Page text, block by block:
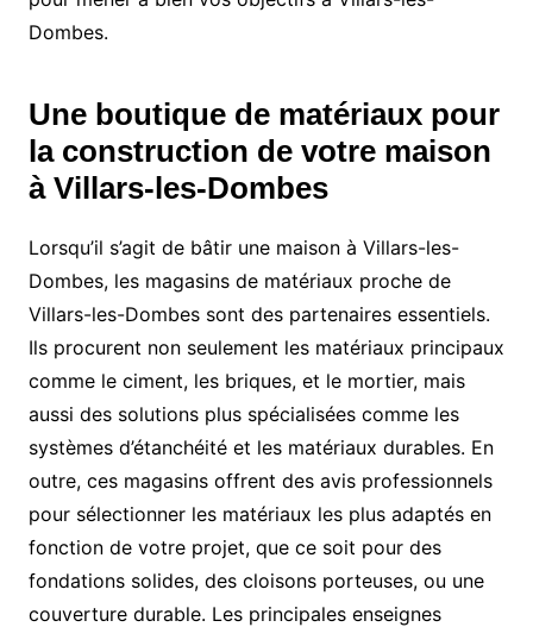
Dombes.
Une boutique de matériaux pour
la construction de votre maison
à Villars-les-Dombes
Lorsqu’il s’agit de bâtir une maison à Villars-les-
Dombes, les magasins de matériaux proche de
Villars-les-Dombes sont des partenaires essentiels.
Ils procurent non seulement les matériaux principaux
comme le ciment, les briques, et le mortier, mais
aussi des solutions plus spécialisées comme les
systèmes d’étanchéité et les matériaux durables. En
outre, ces magasins offrent des avis professionnels
pour sélectionner les matériaux les plus adaptés en
fonction de votre projet, que ce soit pour des
fondations solides, des cloisons porteuses, ou une
couverture durable. Les principales enseignes